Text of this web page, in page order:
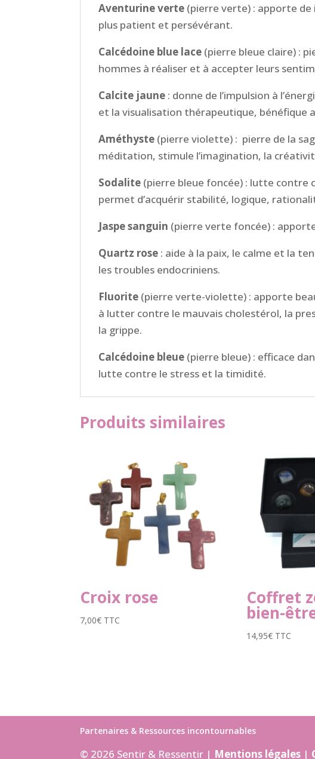
Aventurine verte (pierre verte) : apporte de
plus patient et persévérant.
Calcédoine blue lace (pierre bleue claire) : p
hommes à réaliser et à accepter leurs
Calcite jaune : donne de l’impulsion à
et la visualisation thérapeutique, bénéfique
Améthyste (pierre violette) : pierre de la
méditation, stimule l’imagination, la
Sodalite (pierre bleue foncée) : lutte contre
permet d’acquérir stabilité, logique,
Jaspe sanguin (pierre verte foncée) :
Quartz rose : aide à la paix, le calme et la
les troubles endocriniens.
Fluorite (pierre verte-violette) : apporte
à lutter contre le mauvais cholestérol, la
la grippe.
Calcédoine bleue (pierre bleue) : efficace
lutte contre le stress et la timidité.
Produits similaires
Croix rose
7,00€ TTC
Coffret
bien-
14,95€ TTC
Partenaires & Ressources incontournables
© 2026 Sentir & Ressentir | Mentions légales |